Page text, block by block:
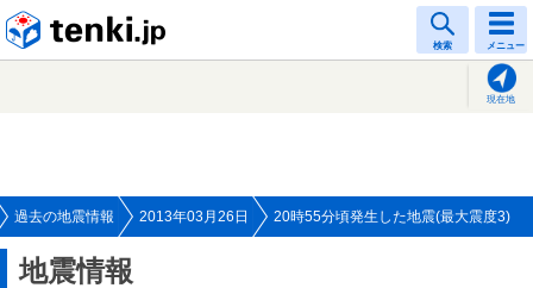
検索 メニュー
現在地
過去の地震情報 2013年03月26日 20時55分頃発生した地震(最大震度3)
地震情報